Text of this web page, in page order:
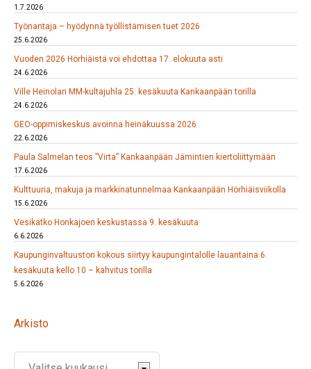
1.7.2026
Työnantaja – hyödynnä työllistämisen tuet 2026
25.6.2026
Vuoden 2026 Hörhiäistä voi ehdottaa 17. elokuuta asti
24.6.2026
Ville Heinolan MM-kultajuhla 25. kesäkuuta Kankaanpään torilla
24.6.2026
GEO-oppimiskeskus avoinna heinäkuussa 2026
22.6.2026
Paula Salmelan teos ”Virta” Kankaanpään Jämintien kiertoliittymään
17.6.2026
Kulttuuria, makuja ja markkinatunnelmaa Kankaanpään Hörhiäisviikolla
15.6.2026
Vesikatko Honkajoen keskustassa 9. kesäkuuta
6.6.2026
Kaupunginvaltuuston kokous siirtyy kaupungintalolle lauantaina 6.
kesäkuuta kello 10 – kahvitus torilla
5.6.2026
Arkisto